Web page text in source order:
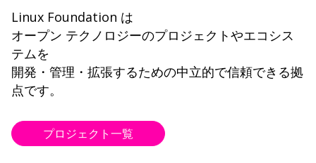
Linux Foundation は
オープン テクノロジーのプロジェクトやエコシス
テムを
開発・管理・拡張するための中立的で信頼できる拠
点です。
プロジェクト一覧